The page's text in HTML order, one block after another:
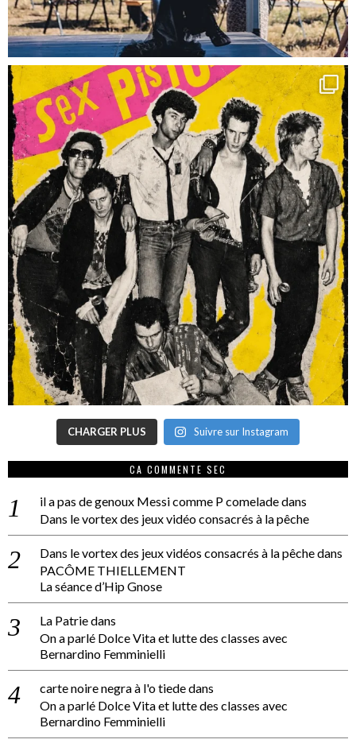
CHARGER PLUS Suivre sur Instagram
CA COMMENTE SEC
il a pas de genoux Messi comme P comeladedans
Dans le vortex des jeux vidéo consacrés à la pêche
Dans le vortex des jeux vidéos consacrés à la pêchedans
PACÔME THIELLEMENT
La séance d’Hip Gnose
La Patriedans
On a parlé Dolce Vita et lutte des classes avec
Bernardino Femminielli
carte noire negra à l'o tiededans
On a parlé Dolce Vita et lutte des classes avec
Bernardino Femminielli